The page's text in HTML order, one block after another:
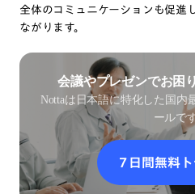
全体のコミュニケーションも促進
ながります。
会議やプレゼンでお困
Nottaは日本語に特化した国内
ールで
７日間無料